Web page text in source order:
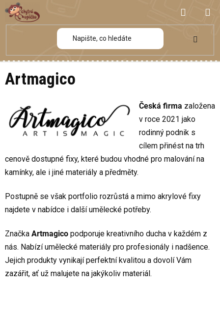
Přejít
na
obsah
KOŠÍK
Artmagico
Česká firma založena
v roce 2021 jako
rodinný podnik s
cílem přinést na trh
cenově dostupné fixy, které budou vhodné pro malování na
kamínky, ale i jiné materiály a předměty.
Postupně se však portfolio rozrůstá a mimo akrylové fixy
najdete v nabídce i další umělecké potřeby.
Značka Artmagico podporuje kreativního ducha v každém z
nás. Nabízí umělecké materiály pro profesionály i nadšence.
Jejich produkty vynikají perfektní kvalitou a dovolí Vám
zazářit, ať už malujete na jakýkoliv materiál.